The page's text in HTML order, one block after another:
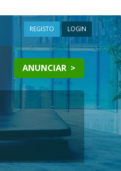
REGISTO LOGIN
ANUNCIAR >